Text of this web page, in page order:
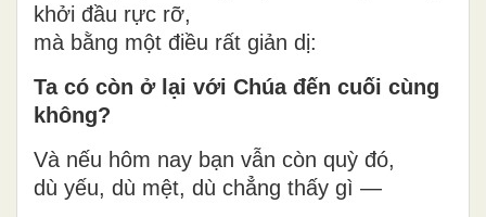
khởi đầu rực rỡ,
mà bằng một điều rất giản dị:
Ta có còn ở lại với Chúa đến cuối cùng
không?
Và nếu hôm nay bạn vẫn còn quỳ đó,
dù yếu, dù mệt, dù chẳng thấy gì —